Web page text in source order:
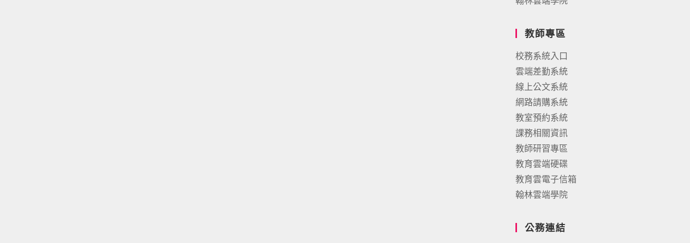
教師專區
校務系統入口
雲端差勤系統
線上公文系統
網路請購系統
教室預約系統
課務相關資訊
教師研習專區
教育雲端硬碟
教育雲電子信箱
翰林雲端學院
公務連結